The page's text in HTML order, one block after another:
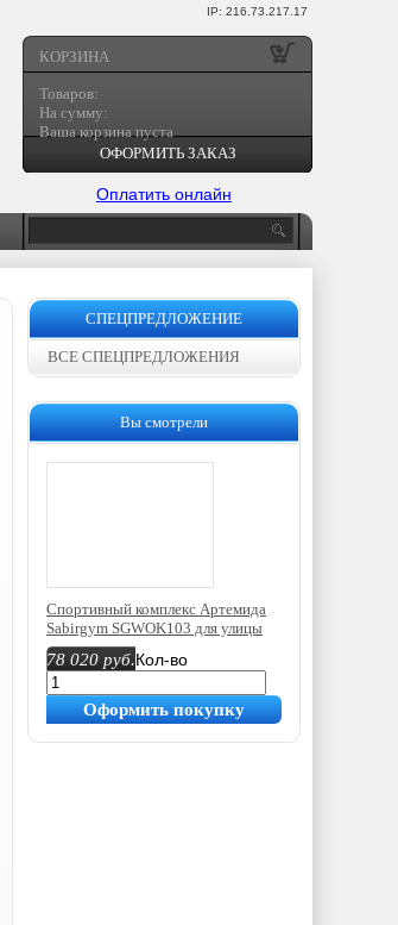
IP: 216.73.217.17
КОРЗИНА
Товаров:
На сумму:
Ваша корзина пуста
ОФОРМИТЬ ЗАКАЗ
Оплатить онлайн
СПЕЦПРЕДЛОЖЕНИЕ
ВСЕ СПЕЦПРЕДЛОЖЕНИЯ
Вы смотрели
Спортивный комплекс Артемида
Sabirgym SGWOK103 для улицы
78 020 руб.Кол-во
Оформить покупку